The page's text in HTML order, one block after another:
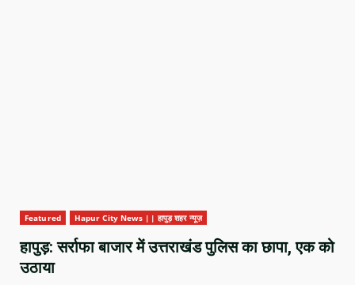
Featured Hapur City News || हापुड़ शहर न्यूज़
हापुड़: सर्राफा बाजार में उत्तराखंड पुलिस का छापा, एक को
उठाया